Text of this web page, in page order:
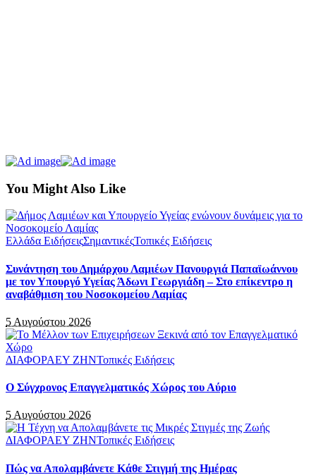
You Might Also Like
Ελλάδα ΕιδήσειςΣημαντικέςΤοπικές Ειδήσεις
Συνάντηση του Δημάρχου Λαμιέων Πανουργιά Παπαϊωάννου
με τον Υπουργό Υγείας Άδωνι Γεωργιάδη – Στο επίκεντρο η
αναβάθμιση του Νοσοκομείου Λαμίας
5 Αυγούστου 2026
ΔΙΑΦΟΡΑΕΥ ΖΗΝΤοπικές Ειδήσεις
Ο Σύγχρονος Επαγγελματικός Χώρος του Αύριο
5 Αυγούστου 2026
ΔΙΑΦΟΡΑΕΥ ΖΗΝΤοπικές Ειδήσεις
Πώς να Απολαμβάνετε Κάθε Στιγμή της Ημέρας